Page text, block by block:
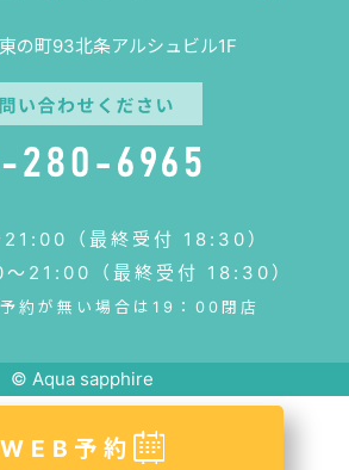
の町93北条アルシュビル1F
（最終受付 18:30）
21:00（最終受付 18:30）
約が無い場合は19：00閉店
© Aqua sapphire
WEB予約